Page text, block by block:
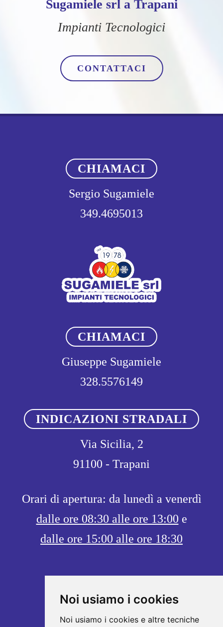
Noi usiamo i cookies
Noi usiamo i cookies e altre tecniche
Sugamiele srl a Trapani
Impianti Tecnologici
CONTATTACI
CHIAMACI
Sergio Sugamiele
349.4695013
CHIAMACI
Giuseppe Sugamiele
328.5576149
INDICAZIONI STRADALI
Via Sicilia, 2
91100 - Trapani
Orari di apertura: da lunedì a venerdì
dalle ore 08:30 alle ore 13:00 e
dalle ore 15:00 alle ore 18:30